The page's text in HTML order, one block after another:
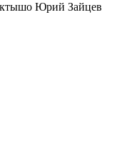
Юрий Зайцев